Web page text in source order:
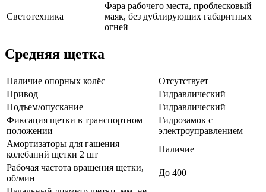
Светотехника
Фара рабочего места, проблесковый
маяк, без дублирующих габаритных
огней
Средняя щетка
Наличие опорных колёс
Отсутствует
Привод
Гидравлический
Подъем/опускание
Гидравлический
Фиксация щетки в транспортном
положении
Гидрозамок с
электроуправлением
Амортизаторы для гашения
колебаний щетки 2 шт
Наличие
Рабочая частота вращения щетки,
об/мин
До 400